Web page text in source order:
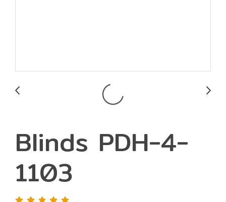
Blinds PDH-4-
1103